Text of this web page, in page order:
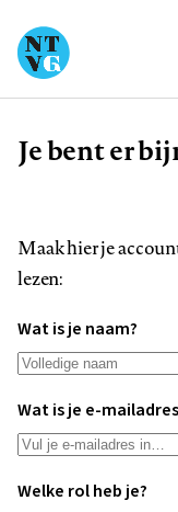
Kruimelpad
Je bent er
Maak hier je
lezen:
Wat is je naam?
Wat is je e-
Welke rol heb je?